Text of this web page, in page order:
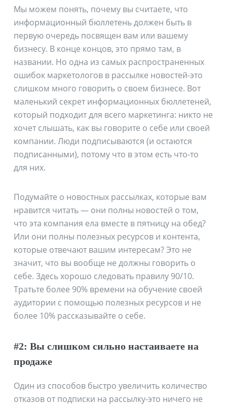
Мы можем понять, почему вы считаете, что
информационный бюллетень должен быть в
первую очередь посвящен вам или вашему
бизнесу. В конце концов, это прямо там, в
названии. Но одна из самых распространенных
ошибок маркетологов в рассылке новостей-это
слишком много говорить о своем бизнесе. Вот
маленький секрет информационных бюллетеней,
который подходит для всего маркетинга: никто не
хочет слышать, как вы говорите о себе или своей
компании. Люди подписываются (и остаются
подписанными), потому что в этом есть что-то
для них.
Подумайте о новостных рассылках, которые вам
нравится читать — они полны новостей о том,
что эта компания ела вместе в пятницу на обед?
Или они полны полезных ресурсов и контента,
которые отвечают вашим интересам? Это не
значит, что вы вообще не должны говорить о
себе. Здесь хорошо следовать правилу 90/10.
Тратьте более 90% времени на обучение своей
аудитории с помощью полезных ресурсов и не
более 10% рассказывайте о себе.
#2: Вы слишком сильно настаиваете на
продаже
Один из способов быстро увеличить количество
отказов от подписки на рассылку-это ничего не